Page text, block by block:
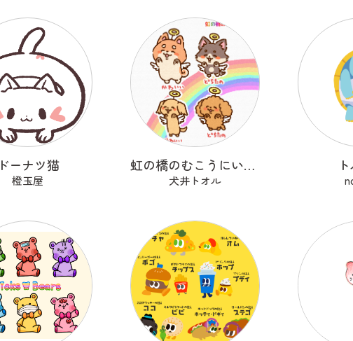
ドーナツ猫
橙玉屋
虹の橋のむこうにいるうちのこ
犬井トオル